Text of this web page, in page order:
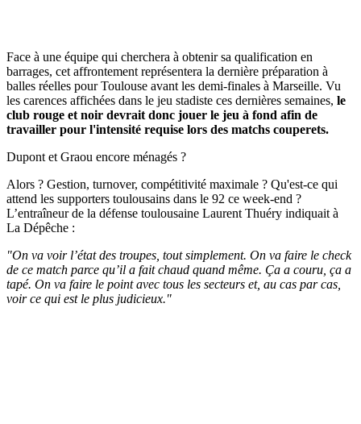
Face à une équipe qui cherchera à obtenir sa qualification en
barrages, cet affrontement représentera la dernière préparation à
balles réelles pour Toulouse avant les demi-finales à Marseille. Vu
les carences affichées dans le jeu stadiste ces dernières semaines, le
club rouge et noir devrait donc jouer le jeu à fond afin de
travailler pour l'intensité requise lors des matchs couperets.
Dupont et Graou encore ménagés ?
Alors ? Gestion, turnover, compétitivité maximale ? Qu'est-ce qui
attend les supporters toulousains dans le 92 ce week-end ?
L’entraîneur de la défense toulousaine Laurent Thuéry indiquait à
La Dépêche :
"On va voir l’état des troupes, tout simplement. On va faire le check
de ce match parce qu’il a fait chaud quand même. Ça a couru, ça a
tapé. On va faire le point avec tous les secteurs et, au cas par cas,
voir ce qui est le plus judicieux."